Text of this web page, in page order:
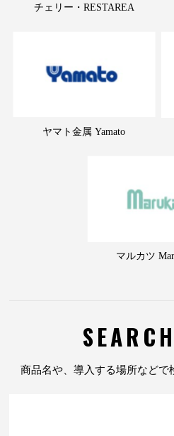
チェリー・RESTAREA
ヤマト金属 Yamato
マルカツ
SEARCH
商品名や、導入する場所などで